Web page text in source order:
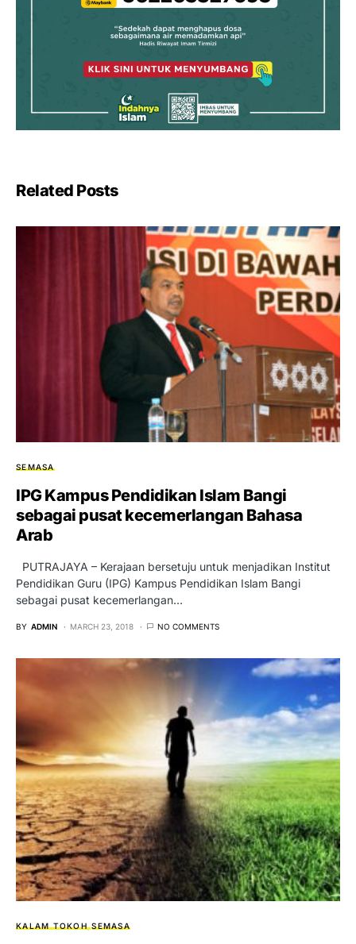
Related Posts
SEMASA
IPG Kampus Pendidikan Islam Bangi
sebagai pusat kecemerlangan Bahasa
Arab
PUTRAJAYA – Kerajaan bersetuju untuk menjadikan Institut
Pendidikan Guru (IPG) Kampus Pendidikan Islam Bangi
sebagai pusat kecemerlangan…
BY ADMIN MARCH 23, 2018 NO COMMENTS
KALAM TOKOH SEMASA